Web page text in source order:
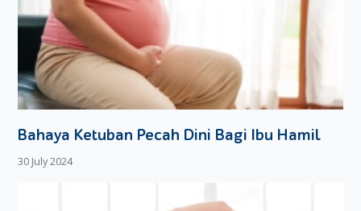
Bahaya Ketuban Pecah Dini Bagi Ibu Hamil
30 July 2024